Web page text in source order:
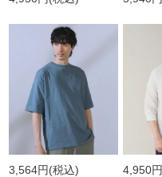
3,564円(税込) 4,950円